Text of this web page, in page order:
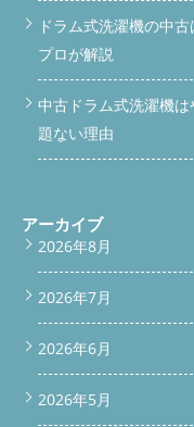
洗濯機専門 Panasonic
必要な部品交換のみを
グだけで直る？A. 軽症
品交換が必要です。 Q.
玉県全域・東京都・神
は、 部品交換＋分解ク
表示が出たまま使い続
談ください。
合わせ
サービス一覧
解クリーニング・修理
ついてはこちらで詳し
チェックしてください。
（スリム仕様） */
width: 100%;
text-align: center; z-
rgba(0,0,0,0.3);
ドラム式洗濯機の中
プロが解説
中古ドラム式洗濯機
題ない理由
アーカイブ
2026年8月
2026年7月
2026年6月
2026年5月